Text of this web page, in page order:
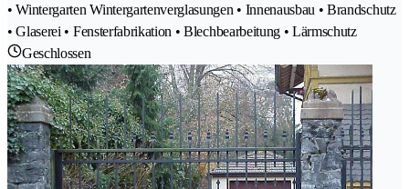
• Wintergarten Wintergartenverglasungen • Innenausbau • Brandschutz
• Glaserei • Fensterfabrikation • Blechbearbeitung • Lärmschutz
Geschlossen